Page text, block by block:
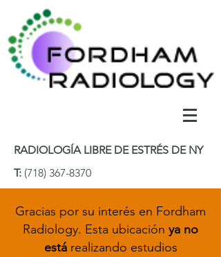
RADIOLOGÍA LIBRE DE ESTRÉS DE NY
T: (718) 367-8370
Gracias por su interés en Fordham
Radiology. Esta ubicación ya no
está realizando estudios